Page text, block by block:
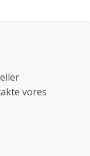
vores